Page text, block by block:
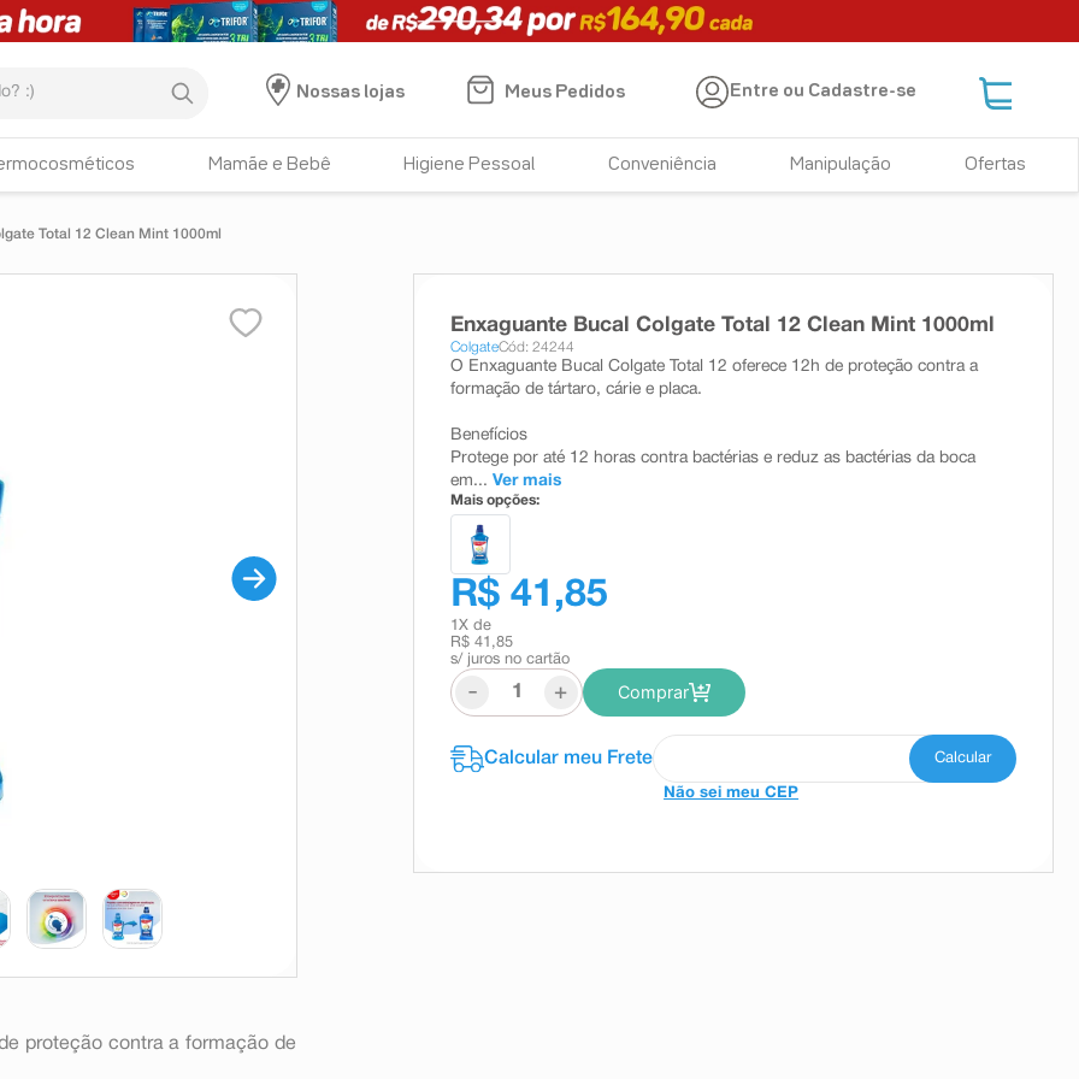
Nossas lojas
Meus Pedidos Entre ou Cadastre-se
Mamãe e Bebê Higiene Pessoal Conveniência Manipulação Ofertas
Total 12 Clean Mint 1000ml
proteção contra a formação de
Enxaguante Bucal Colgate Total 12 Clean Mint 1000ml
ColgateCód: 24244
O Enxaguante Bucal Colgate Total 12 oferece 12h de proteção contra a
formação de tártaro, cárie e placa.
Benefícios
Protege por até 12 horas contra bactérias e reduz as bactérias da boca
em... Ver mais
Mais opções:
R$ 41,85
1 X de
R$ 41,85
s/ juros no cartão
- + Comprar
Não sei meu CEP